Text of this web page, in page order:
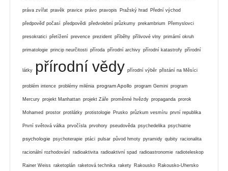
práva zvířat pravěk pravice právo pravopis Pražský hrad Přední východ
předpověď počasí předpovědi předvolební průzkumy prekambrium Přemyslovci
presokratici přetížení prevence prezident příběhy přílivové vlny primární okruh
primatologie princip neurčitosti příroda přírodní archivy přírodní katastrofy přírodní
látky přírodní vědy přírodní výběr přistání na Měsíci
problém intence problémy milénia program Apollo program Gemini program
Mercury projekt Manhattan projekt Záře proměnné hvězdy propaganda prorok
Mohamed prostor protilátky protistologie Prusko průzkum vesmíru první republika
První světová válka prvočísla prvohory pseudověda psychedelika psychiatrie
psychologie psychoterapie ptáci pulsar původ hmoty pyramidy qubity racionalita
racionální rozhodování radioaktivita radioaktivní spad radioastronomie radioteleskop
Rainer Weiss raketoplán raketová technika rakety Rakousko Rakousko-Uhersko